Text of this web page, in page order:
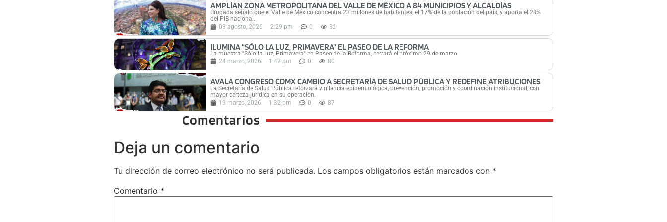
AMPLÍAN ZONA METROPOLITANA DEL VALLE DE MÉXICO A 84 MUNICIPIOS Y ALCALDÍAS
Brugada señaló que el Valle de México concentra 23 millones de habitantes, el 17% de la población del país, y aporta el 28%
del PIB nacional.
03 agosto, 2026
2:29 pm 0 32
ILUMINA “SÓLO LA LUZ, PRIMAVERA” EL PASEO DE LA REFORMA
La muestra "Sólo la Luz, Primavera" en Paseo de la Reforma, cerrará el próximo 29 de marzo
24 marzo, 2026
1:42 pm 0 80
AVALA CONGRESO CDMX CAMBIO A SECRETARÍA DE SALUD PÚBLICA Y REDEFINE ATRIBUCIONES
La Secretaría de Salud Pública reforzará vigilancia epidemiológica, prevención, promoción y coordinación institucional, con
mayor certeza jurídica en su operación.
19 marzo, 2026
1:32 pm 0 87
Comentarios
Deja un comentario
Tu dirección de correo electrónico no será publicada. Los campos obligatorios están marcados con *
Comentario *